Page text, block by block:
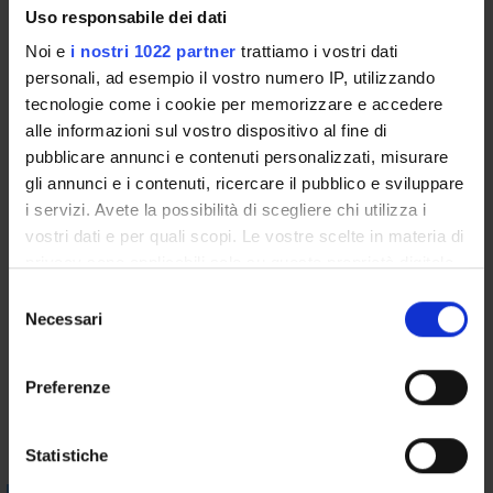
Uso responsabile dei dati
Noi e i nostri 1022 partner trattiamo i vostri dati
personali, ad esempio il vostro numero IP, utilizzando
tecnologie come i cookie per memorizzare e accedere
alle informazioni sul vostro dispositivo al fine di
pubblicare annunci e contenuti personalizzati, misurare
gli annunci e i contenuti, ricercare il pubblico e sviluppare
i servizi. Avete la possibilità di scegliere chi utilizza i
vostri dati e per quali scopi. Le vostre scelte in materia di
modificare o revocare il proprio consenso in qualsiasi
momento dalla Dichiarazione sui cookie o facendo clic
raccogliere informazioni sulla tua posizione
geografica, con un'approssimazione di qualche
n
Necessari
Preferenze
Statistiche
individual ethical convictions and reflections.
Prerequisites and basic notions
No prior knowledge is required
Program
The Etichs of the Subject.
The course will explore the status of the unconscious subject
and the dimension of subjectivation, referring in particular to
general reflection on the ethics of care starting from the
psychoanalytic discoveries on desire.
Bibliography